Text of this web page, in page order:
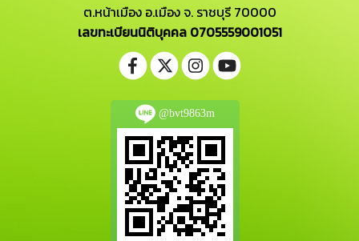
ต.หน้าเมือง อ.เมือง จ. ราชบุรี 70000
เลขทะเบียนนิติบุคคล 0705559001051
@bvt9863m